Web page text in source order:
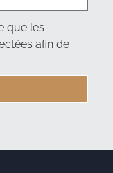
que les
afin de